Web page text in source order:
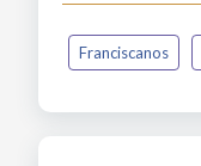
Franciscanos